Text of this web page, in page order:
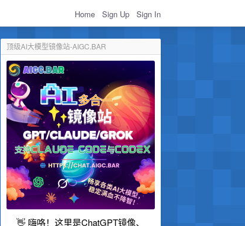
Home Sign Up Sign In
顶级AI大模型镜像站-AIGC.BAR
👋 嗨咯！这里是ChatGPT镜像、